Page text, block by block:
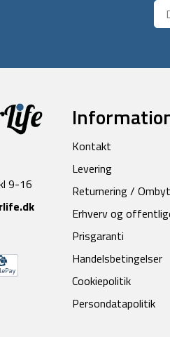
9-16
Kontakt
Levering
Returnering /
Erhverv og
Prisgaranti
Handelsbetingelser
Cookiepolitik
Persondatapolitik